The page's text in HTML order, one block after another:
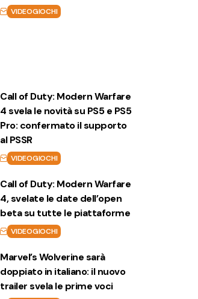
VIDEOGIOCHI
Call of Duty: Modern Warfare
4 svela le novità su PS5 e PS5
Pro: confermato il supporto
al PSSR
VIDEOGIOCHI
Call of Duty: Modern Warfare
4, svelate le date dell’open
beta su tutte le piattaforme
VIDEOGIOCHI
Marvel’s Wolverine sarà
doppiato in italiano: il nuovo
trailer svela le prime voci